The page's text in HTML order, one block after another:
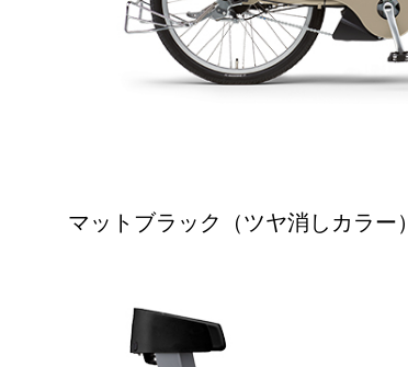
マットブラック（ツヤ消しカラー）